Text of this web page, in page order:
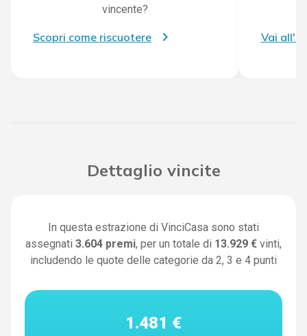
vincente?
Scopri come riscuotere Vai
Dettaglio vincite
In questa estrazione di VinciCasa sono stati
assegnati 3.604 premi, per un totale di 13.929 € vinti,
includendo le quote delle categorie da 2, 3 e 4 punti
1.481 €